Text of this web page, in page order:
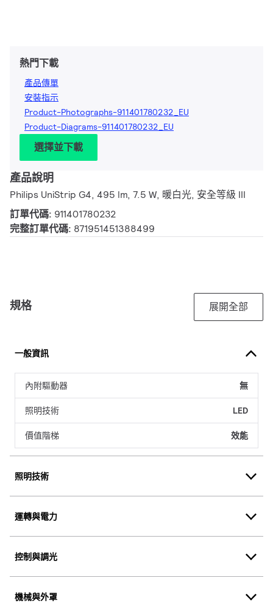
熱門下載
產品傳單
安裝指示
Product-Photographs-911401780232_EU
Product-Diagrams-911401780232_EU
選擇並下載
產品說明
Philips UniStrip G4, 495 lm, 7.5 W, 暖白光, 安全等級 III
訂單代碼: 911401780232
完整訂單代碼: 871951451388499
規格 展開全部
一般資訊
內附驅動器 無
照明技術 LED
價值階梯 效能
照明技術
運轉與電力
控制與調光
機械與外罩